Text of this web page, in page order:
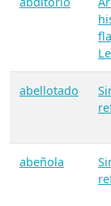
abellotado
abeñola